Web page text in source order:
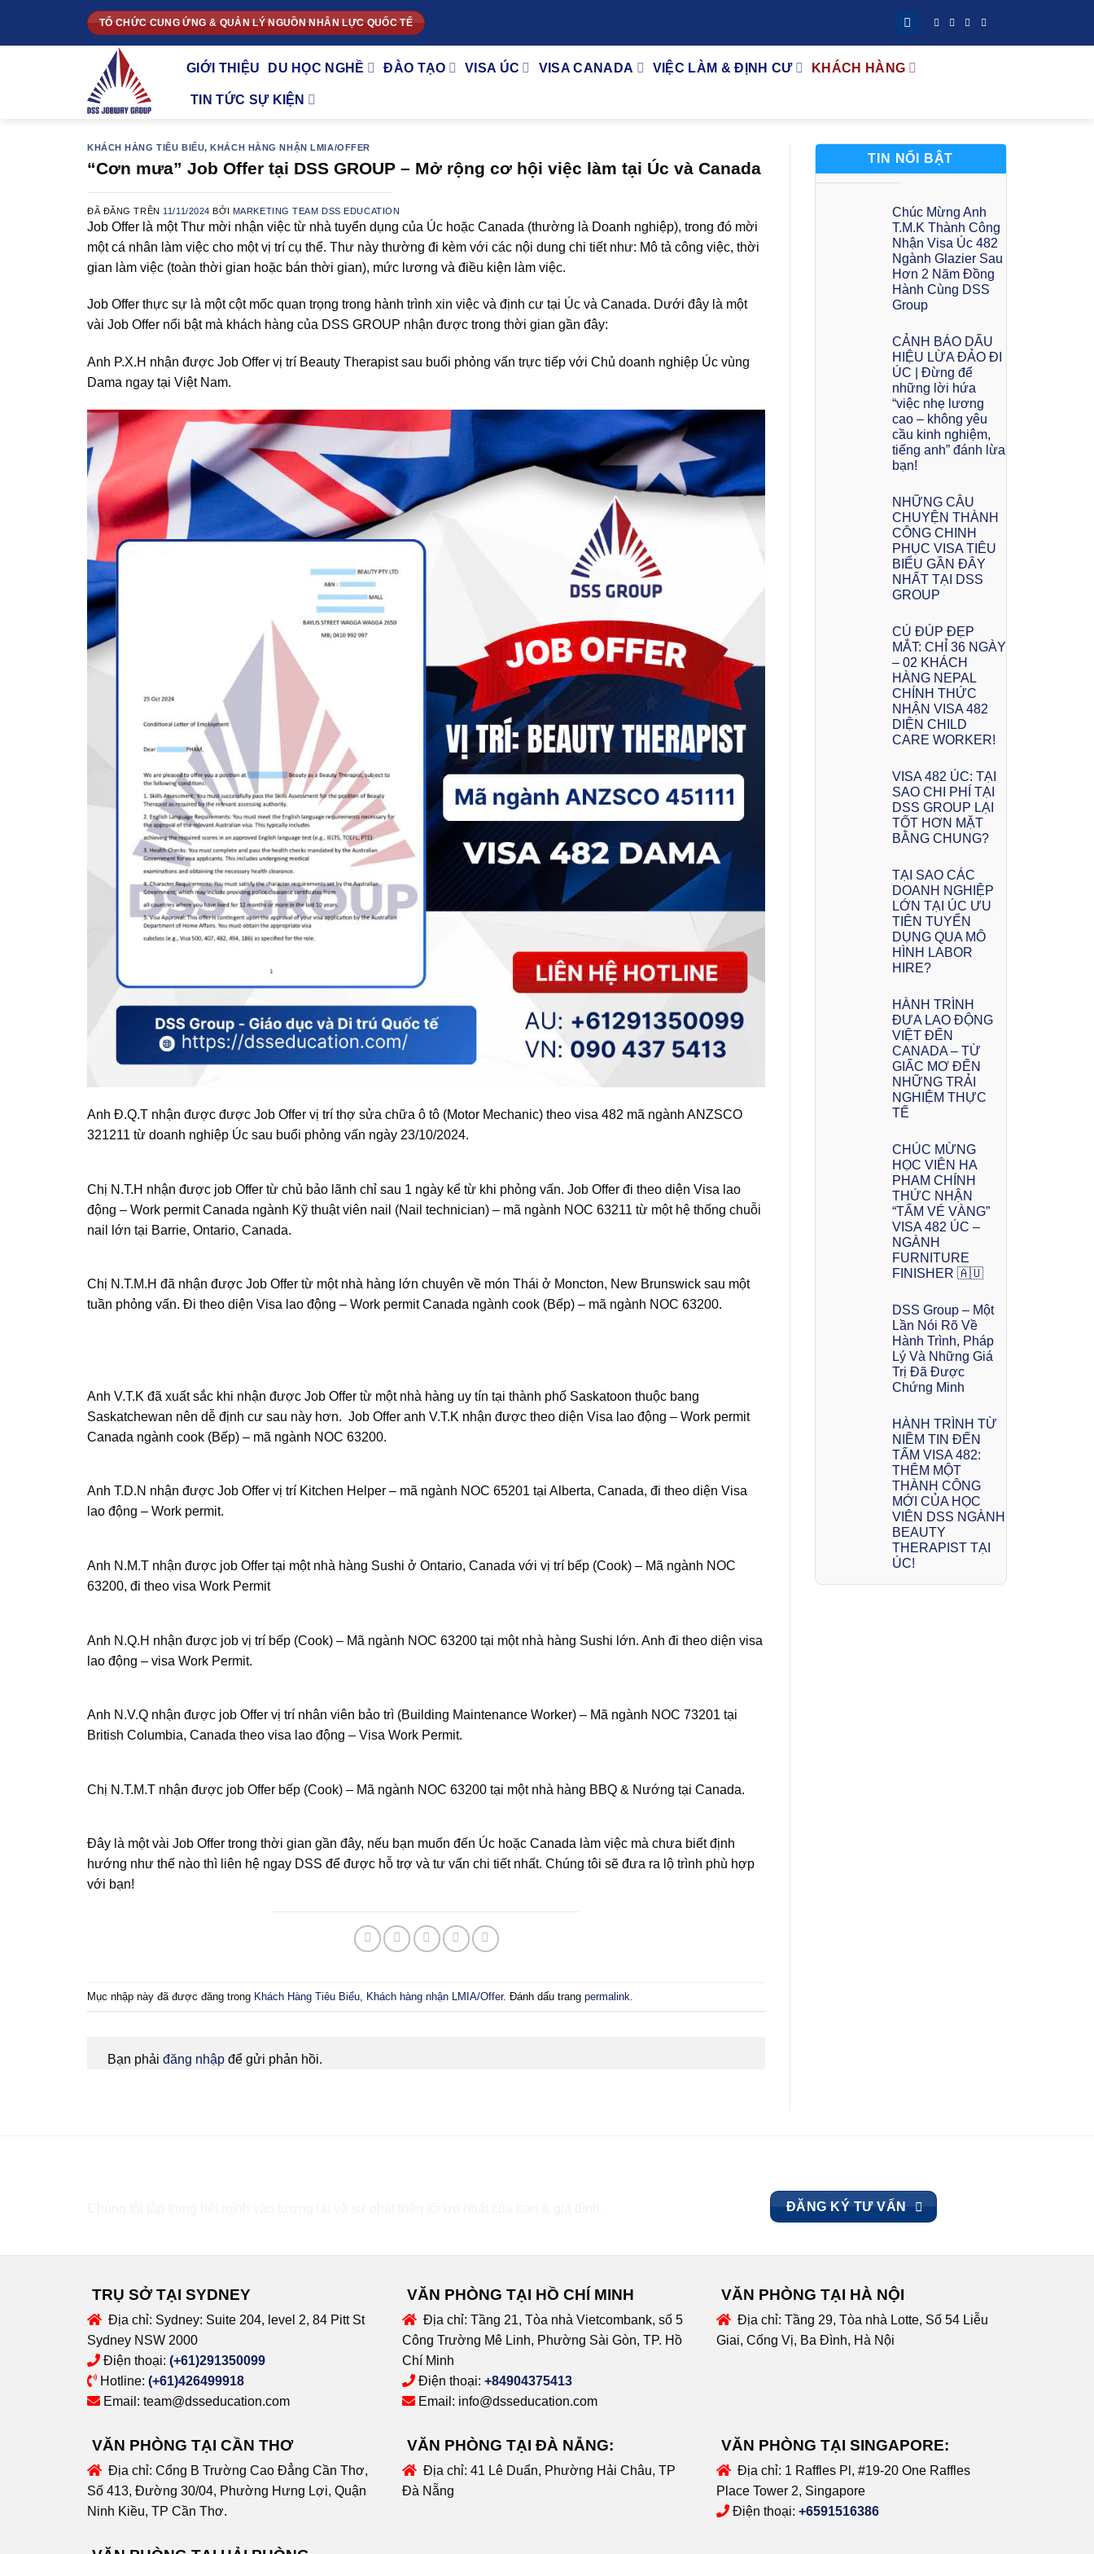
nội
TỔ CHỨC CUNG ỨNG & QUẢN LÝ NGUỒN NHÂN LỰC QUỐC TẾ
GIỚI THIỆU DU HỌC NGHỀ ĐÀO TẠO VISA ÚC VISA CANADA VIỆC LÀM & ĐỊNH CƯ KHÁCH HÀNG
TIN TỨC SỰ KIỆN
KHÁCH HÀNG TIÊU BIỂU,KHÁCH HÀNG NHẬN LMIA/OFFER
“Cơn mưa” Job Offer tại DSS GROUP – Mở rộng cơ hội việc làm tại Úc và Canada
ĐÃ ĐĂNG TRÊN 11/11/2024 BỞI MARKETING TEAM DSS EDUCATION
Job Offer là một Thư mời nhận việc từ nhà tuyển dụng của Úc hoặc Canada (thường là Doanh nghiệp), trong đó mời
một cá nhân làm việc cho một vị trí cụ thể. Thư này thường đi kèm với các nội dung chi tiết như: Mô tả công việc, thời
gian làm việc (toàn thời gian hoặc bán thời gian), mức lương và điều kiện làm việc.
Job Offer thực sự là một cột mốc quan trọng trong hành trình xin việc và định cư tại Úc và Canada. Dưới đây là một
vài Job Offer nổi bật mà khách hàng của DSS GROUP nhận được trong thời gian gần đây:
Anh P.X.H nhận được Job Offer vị trí Beauty Therapist sau buổi phỏng vấn trực tiếp với Chủ doanh nghiệp Úc vùng
Dama ngay tại Việt Nam.
Anh Đ.Q.T nhận được được Job Offer vị trí thợ sửa chữa ô tô (Motor Mechanic) theo visa 482 mã ngành ANZSCO
321211 từ doanh nghiệp Úc sau buổi phỏng vấn ngày 23/10/2024.
Chị N.T.H nhận được job Offer từ chủ bảo lãnh chỉ sau 1 ngày kể từ khi phỏng vấn. Job Offer đi theo diện Visa lao
động – Work permit Canada ngành Kỹ thuật viên nail (Nail technician) – mã ngành NOC 63211 từ một hệ thống chuỗi
nail lớn tại Barrie, Ontario, Canada.
Chị N.T.M.H đã nhận được Job Offer từ một nhà hàng lớn chuyên về món Thái ở Moncton, New Brunswick sau một
tuần phỏng vấn. Đi theo diện Visa lao động – Work permit Canada ngành cook (Bếp) – mã ngành NOC 63200.
Anh V.T.K đã xuất sắc khi nhận được Job Offer từ một nhà hàng uy tín tại thành phố Saskatoon thuộc bang
Saskatchewan nên dễ định cư sau này hơn. Job Offer anh V.T.K nhận được theo diện Visa lao động – Work permit
Canada ngành cook (Bếp) – mã ngành NOC 63200.
Anh T.D.N nhận được Job Offer vị trí Kitchen Helper – mã ngành NOC 65201 tại Alberta, Canada, đi theo diện Visa
lao động – Work permit.
Anh N.M.T nhận được job Offer tại một nhà hàng Sushi ở Ontario, Canada với vị trí bếp (Cook) – Mã ngành NOC
63200, đi theo visa Work Permit
Anh N.Q.H nhận được job vị trí bếp (Cook) – Mã ngành NOC 63200 tại một nhà hàng Sushi lớn. Anh đi theo diện visa
lao động – visa Work Permit.
Anh N.V.Q nhận được job Offer vị trí nhân viên bảo trì (Building Maintenance Worker) – Mã ngành NOC 73201 tại
British Columbia, Canada theo visa lao động – Visa Work Permit.
Chị N.T.M.T nhận được job Offer bếp (Cook) – Mã ngành NOC 63200 tại một nhà hàng BBQ & Nướng tại Canada.
Đây là một vài Job Offer trong thời gian gần đây, nếu bạn muốn đến Úc hoặc Canada làm việc mà chưa biết định
hướng như thế nào thì liên hệ ngay DSS để được hỗ trợ và tư vấn chi tiết nhất. Chúng tôi sẽ đưa ra lộ trình phù hợp
với bạn!
Mục nhập này đã được đăng trong Khách Hàng Tiêu Biểu Khách hàng nhận LMIA/Offer. Đánh dấu trang permalink
Bạn phải đăng nhập để gửi phản hồi.
TIN NỔI BẬT
Chúc Mừng Anh
T.M.K Thành Công
Nhận Visa Úc 482
Ngành Glazier Sau
Hơn 2 Năm Đồng
Hành Cùng DSS
Group
CẢNH BÁO DẤU
HIỆU LỪA ĐẢO ĐI
ÚC | Đừng để
những lời hứa
“việc nhẹ lương
cao – không yêu
cầu kinh nghiệm,
tiếng anh” đánh lừa
bạn!
NHỮNG CÂU
CHUYỆN THÀNH
CÔNG CHINH
PHỤC VISA TIÊU
BIỂU GẦN ĐÂY
NHẤT TẠI DSS
GROUP
CÚ ĐÚP ĐẸP
MẮT: CHỈ 36 NGÀY
– 02 KHÁCH
HÀNG NEPAL
CHÍNH THỨC
NHẬN VISA 482
DIỆN CHILD
CARE WORKER!
VISA 482 ÚC: TẠI
SAO CHI PHÍ TẠI
DSS GROUP LẠI
TỐT HƠN MẶT
BẰNG CHUNG?
TẠI SAO CÁC
DOANH NGHIỆP
LỚN TẠI ÚC ƯU
TIÊN TUYỂN
DỤNG QUA MÔ
HÌNH LABOR
HIRE?
HÀNH TRÌNH
ĐƯA LAO ĐỘNG
VIỆT ĐẾN
CANADA – TỪ
GIẤC MƠ ĐẾN
NHỮNG TRẢI
NGHIỆM THỰC
TẾ
CHÚC MỪNG
HỌC VIÊN HA
PHAM CHÍNH
THỨC NHẬN
“TẤM VÉ VÀNG”
VISA 482 ÚC –
NGÀNH
FURNITURE
FINISHER 🇦🇺
DSS Group – Một
Lần Nói Rõ Về
Hành Trình, Pháp
Lý Và Những Giá
Trị Đã Được
Chứng Minh
HÀNH TRÌNH TỪ
NIỀM TIN ĐẾN
TẤM VISA 482:
THÊM MỘT
THÀNH CÔNG
MỚI CỦA HỌC
VIÊN DSS NGÀNH
BEAUTY
THERAPIST TẠI
ÚC!
ĐĂNG KÝ TƯ VẤN
TRỤ SỞ TẠI SYDNEY
Địa chỉ: Sydney: Suite 204, level 2, 84 Pitt St
Sydney NSW 2000
Điện thoại: (+61)291350099
Hotline: (+61)426499918
Email: team@dsseducation.com
VĂN PHÒNG TẠI HỒ CHÍ MINH
Địa chỉ: Tầng 21, Tòa nhà Vietcombank, số 5
Công Trường Mê Linh, Phường Sài Gòn, TP. Hồ
Chí Minh
Điện thoại: +84904375413
Email: info@dsseducation.com
VĂN PHÒNG TẠI HÀ NỘI
Địa chỉ:Tầng 29, Tòa nhà Lotte, Số 54 Liễu
Giai, Cống Vị, Ba Đình, Hà Nội
VĂN PHÒNG TẠI CẦN THƠ
Địa chỉ: Cổng B Trường Cao Đẳng Cần Thơ,
Số 413, Đường 30/04, Phường Hưng Lợi, Quận
Ninh Kiều, TP Cần Thơ.
VĂN PHÒNG TẠI ĐÀ NẴNG:
Địa chỉ: 41 Lê Duẩn, Phường Hải Châu, TP
Đà Nẵng
VĂN PHÒNG TẠI SINGAPORE:
Địa chỉ: 1 Raffles Pl, #19-20 One Raffles
Place Tower 2, Singapore
Điện thoại: +6591516386